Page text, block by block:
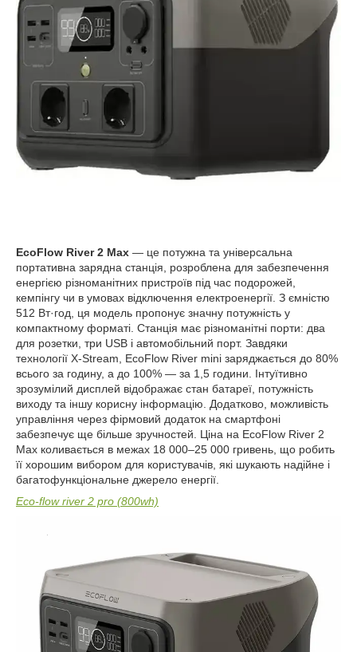
EcoFlow River 2 Max — це потужна та універсальна
портативна зарядна станція, розроблена для забезпечення
енергією різноманітних пристроїв під час подорожей,
кемпінгу чи в умовах відключення електроенергії. З ємністю
512 Вт·год, ця модель пропонує значну потужність у
компактному форматі. Станція має різноманітні порти: два
для розетки, три USB і автомобільний порт. Завдяки
технології X-Stream, EcoFlow River mini заряджається до 80%
всього за годину, а до 100% — за 1,5 години. Інтуїтивно
зрозумілий дисплей відображає стан батареї, потужність
виходу та іншу корисну інформацію. Додатково, можливість
управління через фірмовий додаток на смартфоні
забезпечує ще більше зручностей. Ціна на EcoFlow River 2
Max коливається в межах 18 000–25 000 гривень, що робить
її хорошим вибором для користувачів, які шукають надійне і
багатофункціональне джерело енергії.
Eco-flow river 2 pro (800wh)